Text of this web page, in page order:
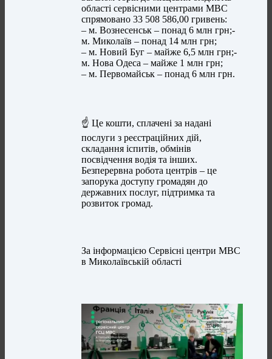
області сервісними центрами МВС
спрямовано 33 508 586,00 гривень:
– м. Вознесенськ – понад 6 млн грн;-
м. Миколаїв – понад 14 млн грн;
– м. Новий Буг – майже 6,5 млн грн;-
м. Нова Одеса – майже 1 млн грн;
– м. Первомайськ – понад 6 млн грн.
☝️ Це кошти, сплачені за надані
послуги з реєстраційних дій,
складання іспитів, обмінів
посвідчення водія та інших.
Безперервна робота центрів – це
запорука доступу громадян до
державних послуг, підтримка та
розвиток громад.
За інформацією Сервісні центри МВС
в Миколаївській області